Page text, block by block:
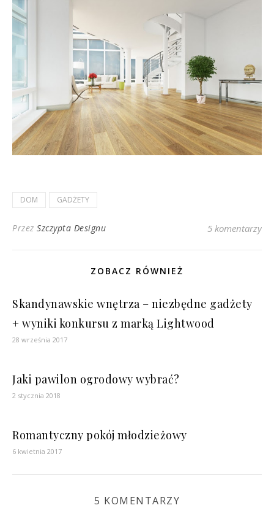
DOM GADŻETY
Przez Szczypta Designu 5 komentarzy
ZOBACZ RÓWNIEŻ
Skandynawskie wnętrza – niezbędne gadżety
+ wyniki konkursu z marką Lightwood
28 września 2017
Jaki pawilon ogrodowy wybrać?
2 stycznia 2018
Romantyczny pokój młodzieżowy
6 kwietnia 2017
5 KOMENTARZY